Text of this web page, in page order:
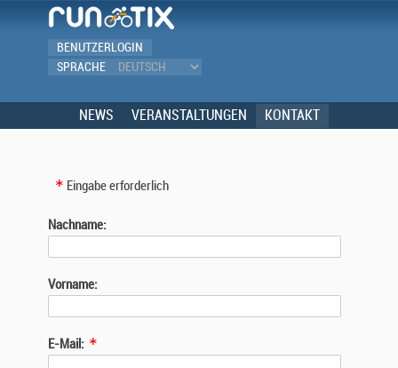
BENUTZERLOGIN
SPRACHE
NEWS VERANSTALTUNGEN KONTAKT
Eingabe erforderlich
Nachname:
Vorname:
E-Mail: